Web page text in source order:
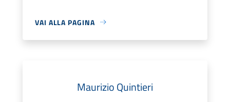
VAI ALLA PAGINA
Maurizio Quintieri